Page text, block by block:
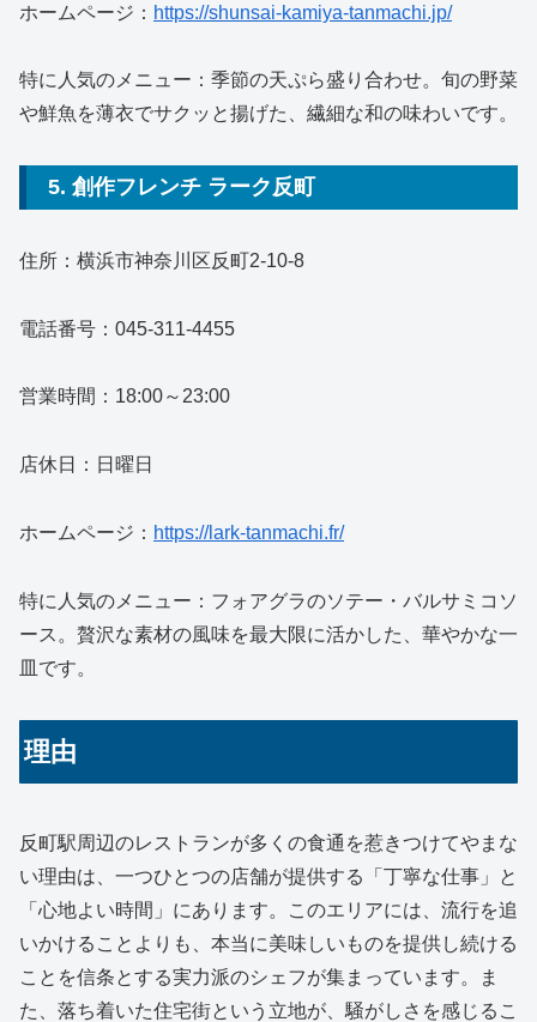
ホームページ： https://shunsai-kamiya-tanmachi.jp/
特に人気のメニュー：季節の天ぷら盛り合わせ。旬の野菜
や鮮魚を薄衣でサクッと揚げた、繊細な和の味わいです。
5. 創作フレンチ ラーク反町
住所：横浜市神奈川区反町2-10-8
電話番号：045-311-4455
営業時間：18:00～23:00
店休日：日曜日
ホームページ： https://lark-tanmachi.fr/
特に人気のメニュー：フォアグラのソテー・バルサミコソ
ース。贅沢な素材の風味を最大限に活かした、華やかな一
皿です。
理由
反町駅周辺のレストランが多くの食通を惹きつけてやまな
い理由は、一つひとつの店舗が提供する「丁寧な仕事」と
「心地よい時間」にあります。このエリアには、流行を追
いかけることよりも、本当に美味しいものを提供し続ける
ことを信条とする実力派のシェフが集まっています。ま
た、落ち着いた住宅街という立地が、騒がしさを感じるこ